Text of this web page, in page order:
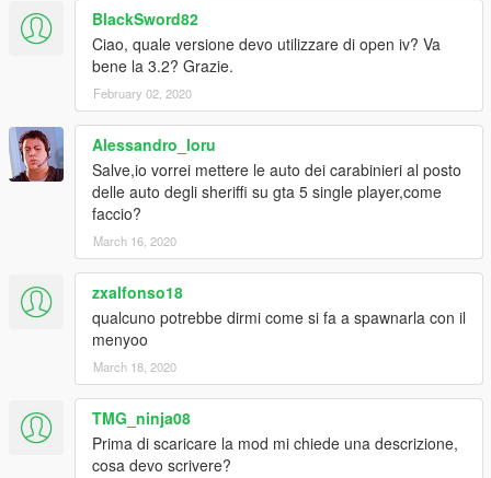
BlackSword82
Ciao, quale versione devo utilizzare di open iv? Va
bene la 3.2? Grazie.
February 02, 2020
Alessandro_loru
Salve,io vorrei mettere le auto dei carabinieri al posto
delle auto degli sheriffi su gta 5 single player,come
faccio?
March 16, 2020
zxalfonso18
qualcuno potrebbe dirmi come si fa a spawnarla con il
menyoo
March 18, 2020
TMG_ninja08
Prima di scaricare la mod mi chiede una descrizione,
cosa devo scrivere?